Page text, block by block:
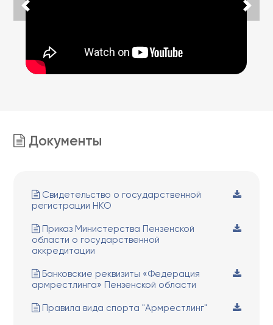
Документы
Свидетельство о государственной
регистрации НКО
Приказ Министерства Пензенской
области о государственной
аккредитации
Банковские реквизиты «Федерация
армрестлинга» Пензенской области
Правила вида спорта "Армрестлинг"